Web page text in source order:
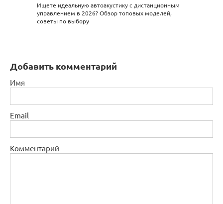
Ищете идеальную автоакустику с дистанционным
управлением в 2026? Обзор топовых моделей,
советы по выбору
Добавить комментарий
Имя
Email
Комментарий